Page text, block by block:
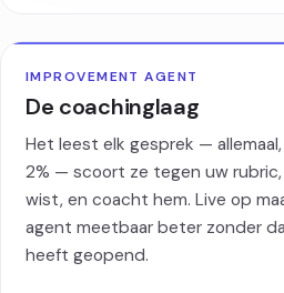
IMPROVEMENT AGENT
De coachinglaag
Het leest elk gesprek —
2% — scoort ze tegen uw
wist, en coacht hem. Live op
agent meetbaar beter zonder
heeft geopend.